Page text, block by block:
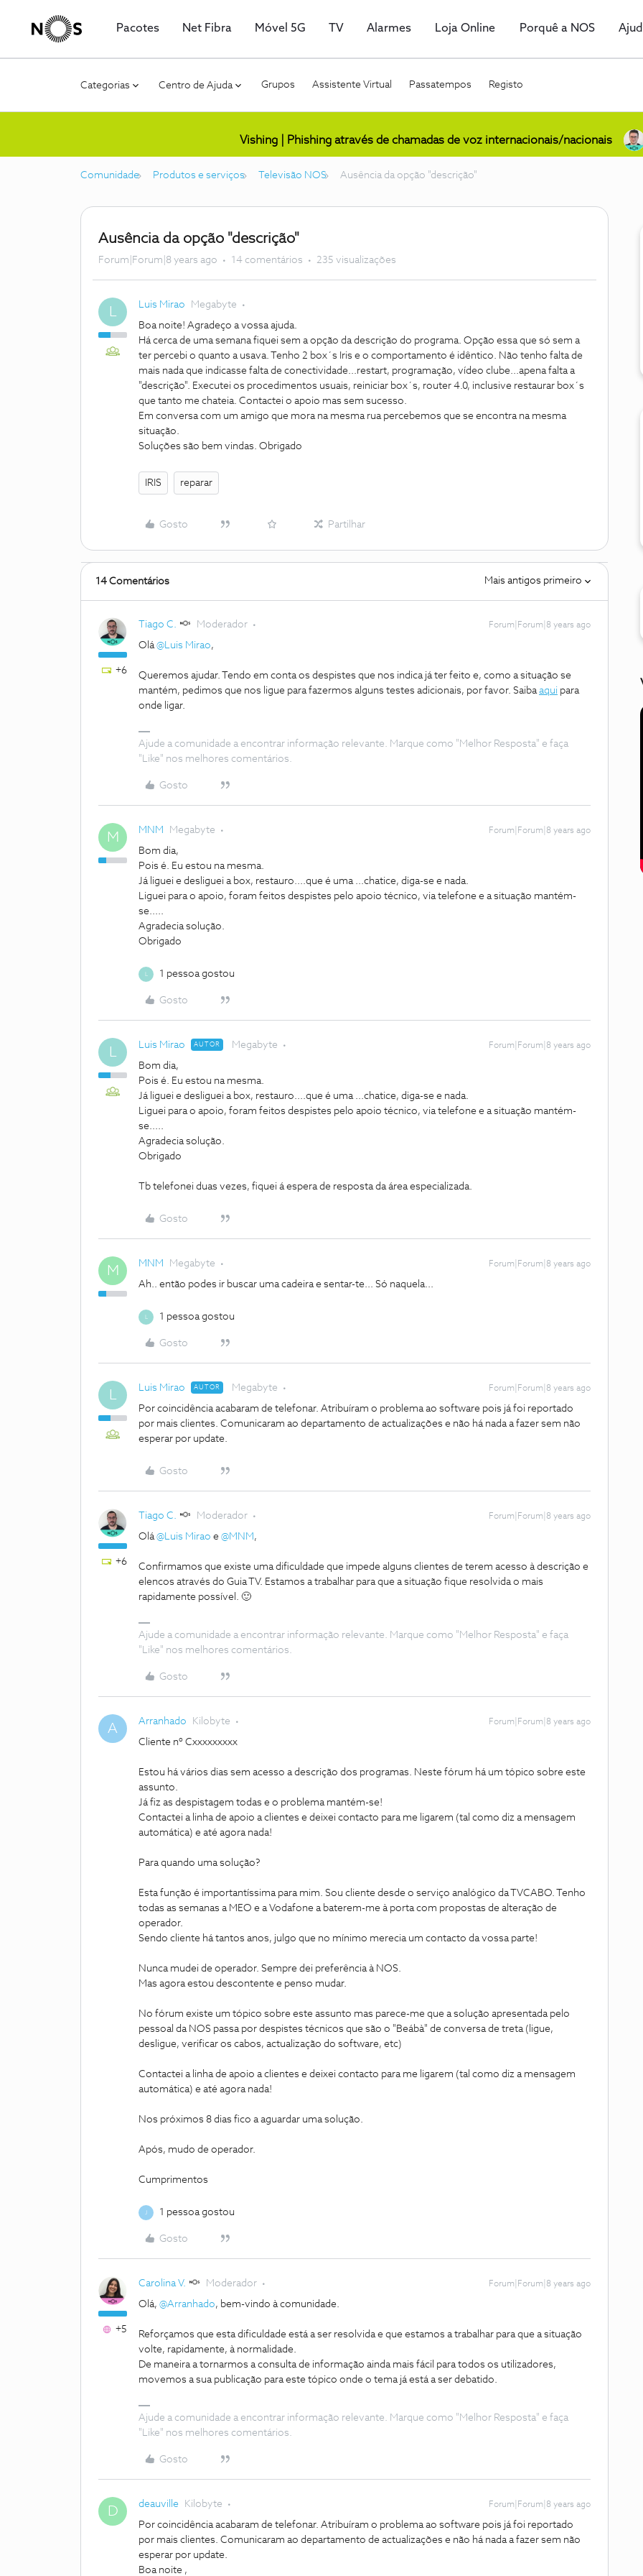
Pacotes Net Fibra Móvel 5G TV Alarmes Loja Online Porquê a NOS
Categorias Centro de Ajuda Grupos Assistente Virtual Passatempos Registo
Vishing | Phishing através de chamadas de voz internacionais/nacionais
Comunidade Produtos e serviços Televisão NOS Ausência da opção "descrição"
Ausência da opção "descrição"
Forum|Forum|8 years ago 14 comentários 235 visualizações
L Luis Mirao Megabyte
Boa noite! Agradeço a vossa ajuda.
Há cerca de uma semana fiquei sem a opção da descrição do programa. Opção essa que só sem a
ter percebi o quanto a usava. Tenho 2 box´s Iris e o comportamento é idêntico. Não tenho falta de
mais nada que indicasse falta de conectividade...restart, programação, vídeo clube...apena falta a
"descrição". Executei os procedimentos usuais, reiniciar box´s, router 4.0, inclusive restaurar box´s
que tanto me chateia. Contactei o apoio mas sem sucesso.
Em conversa com um amigo que mora na mesma rua percebemos que se encontra na mesma
situação.
Soluções são bem vindas. Obrigado
IRIS reparar
Gosto Partilhar
14 Comentários Mais antigos primeiro
+6
Tiago C. Moderador Forum|Forum|8 years ago
Olá@Luis Mirao,
Queremos ajudar. Tendo em conta os despistes que nos indica já ter feito e, como a situação se
mantém, pedimos que nos ligue para fazermos alguns testes adicionais, por favor. Saibaaqui para
onde ligar.
Ajude a comunidade a encontrar informação relevante. Marque como "Melhor Resposta" e faça
"Like" nos melhores comentários.
Gosto
M MNM Megabyte Forum|Forum|8 years ago
Bom dia,
Pois é. Eu estou na mesma.
Já liguei e desliguei a box, restauro....que é uma ...chatice, diga-se e nada.
Liguei para o apoio, foram feitos despistes pelo apoio técnico, via telefone e a situação mantém-
se.....
Agradecia solução.
Obrigado
1 pessoa gostou
Gosto
L Luis Mirao AUTOR Megabyte Forum|Forum|8 years ago
Bom dia,
Pois é. Eu estou na mesma.
Já liguei e desliguei a box, restauro....que é uma ...chatice, diga-se e nada.
Liguei para o apoio, foram feitos despistes pelo apoio técnico, via telefone e a situação mantém-
se.....
Agradecia solução.
Obrigado
Tb telefonei duas vezes, fiquei á espera de resposta da área especializada.
Gosto
M MNM Megabyte Forum|Forum|8 years ago
Ah.. então podes ir buscar uma cadeira e sentar-te... Só naquela...
1 pessoa gostou
Gosto
L Luis Mirao AUTOR Megabyte Forum|Forum|8 years ago
Por coincidência acabaram de telefonar. Atribuíram o problema ao software pois já foi reportado
por mais clientes. Comunicaram ao departamento de actualizações e não há nada a fazer sem não
esperar por update.
Gosto
+6
Tiago C. Moderador Forum|Forum|8 years ago
Olá@Luis Mirao e @MNM ,
Confirmamos que existe uma dificuldade que impede alguns clientes de terem acesso à descrição e
elencos através do Guia TV. Estamos a trabalhar para que a situação fique resolvida o mais
rapidamente possível. 🙂
Ajude a comunidade a encontrar informação relevante. Marque como "Melhor Resposta" e faça
"Like" nos melhores comentários.
Gosto
A Arranhado Kilobyte Forum|Forum|8 years ago
Cliente nº Cxxxxxxxxx
Estou há vários dias sem acesso a descrição dos programas. Neste fórum há um tópico sobre este
assunto.
Já fiz as despistagem todas e o problema mantém-se!
Contactei a linha de apoio a clientes e deixei contacto para me ligarem (tal como diz a mensagem
automática) e até agora nada!
Para quando uma solução?
Esta função é importantíssima para mim. Sou cliente desde o serviço analógico da TVCABO. Tenho
todas as semanas a MEO e a Vodafone a baterem-me à porta com propostas de alteração de
operador.
Sendo cliente há tantos anos, julgo que no mínimo merecia um contacto da vossa parte!
Nunca mudei de operador. Sempre dei preferência à NOS.
Mas agora estou descontente e penso mudar.
No fórum existe um tópico sobre este assunto mas parece-me que a solução apresentada pelo
pessoal da NOS passa por despistes técnicos que são o "Beábà" de conversa de treta (ligue,
desligue, verificar os cabos, actualização do software, etc)
Contactei a linha de apoio a clientes e deixei contacto para me ligarem (tal como diz a mensagem
automática) e até agora nada!
Nos próximos 8 dias fico a aguardar uma solução.
Após, mudo de operador.
Cumprimentos
1 pessoa gostou
Gosto
+5
Carolina V. Moderador Forum|Forum|8 years ago
Olá, @Arranhado, bem-vindo à comunidade.
Reforçamos que esta dificuldade está a ser resolvida e que estamos a trabalhar para que a situação
volte, rapidamente, à normalidade.
De maneira a tornarmos a consulta de informação ainda mais fácil para todos os utilizadores,
movemos a sua publicação para este tópico onde o tema já está a ser debatido.
Ajude a comunidade a encontrar informação relevante. Marque como "Melhor Resposta" e faça
"Like" nos melhores comentários.
Gosto
D deauville Kilobyte Forum|Forum|8 years ago
Por coincidência acabaram de telefonar. Atribuíram o problema ao software pois já foi reportado
por mais clientes. Comunicaram ao departamento de actualizações e não há nada a fazer sem não
esperar por update.
Boa noite ,